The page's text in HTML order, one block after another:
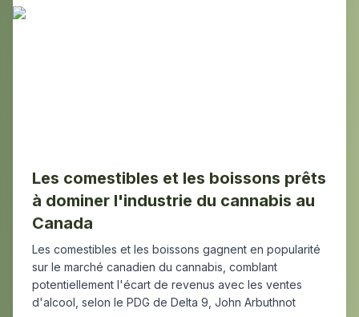
Les comestibles et les boissons prêts
à dominer l'industrie du cannabis au
Canada
Les comestibles et les boissons gagnent en popularité
sur le marché canadien du cannabis, comblant
potentiellement l'écart de revenus avec les ventes
d'alcool, selon le PDG de Delta 9, John Arbuthnot